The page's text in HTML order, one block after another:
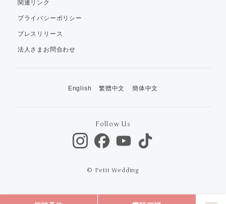
関連リンク
プライバシーポリシー
プレスリリース
法人さまお問合わせ
English 繁體中文 簡体中文
Follow Us
© Petit Wedding